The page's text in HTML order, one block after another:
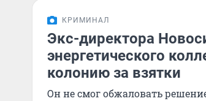
КРИМИНАЛ
Экс-директора
энергетического
колонию за взятки
Он не смог обжаловать